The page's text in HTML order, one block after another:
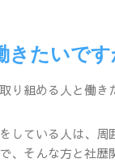
きたいです
り組める人と働き
している人は、周
、そんな方と社歴